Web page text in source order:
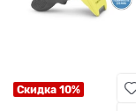
Скидка 10%